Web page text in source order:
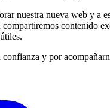
nuestra nueva web y a
contenido
confianza y por